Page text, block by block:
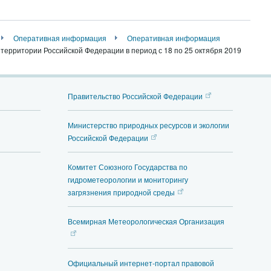
Оперативная информация
Оперативная информация
Российской Федерации в период с 18 по 25 октября 2019
Правительство Российской Федерации
Министерство природных ресурсов и экологии
Российской Федерации
Комитет Союзного Государства по
гидрометеорологии и мониторингу
загрязнения природной среды
Всемирная Метеорологическая Организация
Официальный интернет-портал правовой